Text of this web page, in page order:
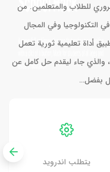
للطلاب والمتعلمين. من
التكنولوجيا وفي المجال
أداة تعليمية ثورية تعمل
والذي جاء ليقدم حل كامل عن
بفضل…
يتطلب اندرويد